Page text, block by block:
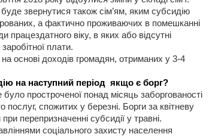
звернутися також сім’ям, яким субсидію
а фактично проживаючих в помешканні
працездатного віку, в яких або відсутні
плати.
основі доходів громадян, отриманих у 3-4
на наступний період якщо є борг?
простроченої понад місяць заборгованості
спожитих у березні. Борги за квітневу
перепризначенні субсидії у травні.
соціального захисту населення